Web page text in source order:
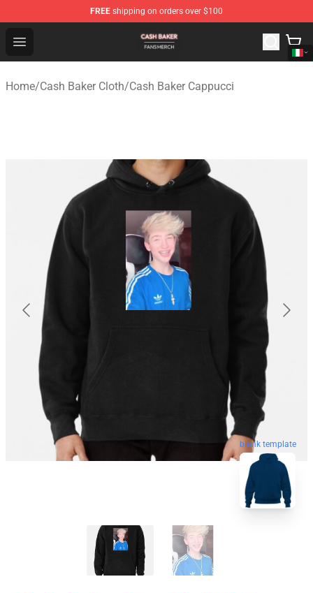
FREE shipping on orders over $100
Open menu
Cash Baker Shop - Official Cash Baker Merchandise
Home/Cash Baker Cloth/Cash Baker Cappucci
blank template